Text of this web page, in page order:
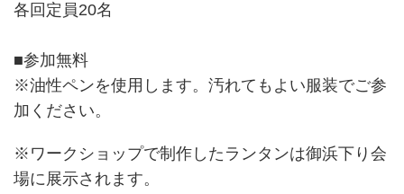
各回定員20名
■参加無料
※油性ペンを使用します。汚れてもよい服装でご参
加ください。
※ワークショップで制作したランタンは御浜下り会
場に展示されます。